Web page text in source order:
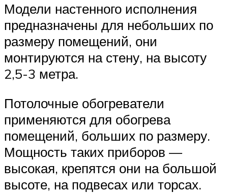
Модели настенного исполнения
предназначены для небольших по
размеру помещений, они
монтируются на стену, на высоту
2,5-3 метра.
Потолочные обогреватели
применяются для обогрева
помещений, больших по размеру.
Мощность таких приборов —
высокая, крепятся они на большой
высоте, на подвесах или торсах.